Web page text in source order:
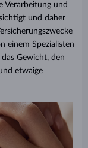
Verarbeitung und
und daher
einem Spezialisten
Gewicht, den
etwaige